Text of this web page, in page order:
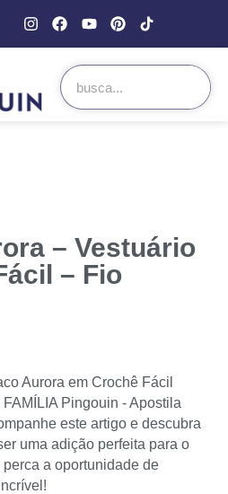
– Vestuário
– Fio
Aurora em Crochê Fácil
Pingouin - Apostila
este artigo e descubra
uma adição perfeita para o
a oportunidade de